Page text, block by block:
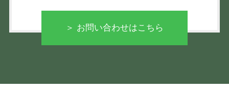
＞ お問い合わせはこちら